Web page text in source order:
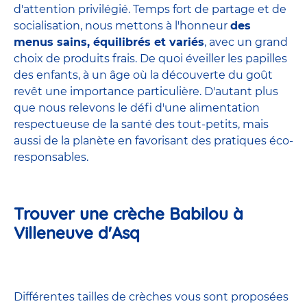
d'attention privilégié. Temps fort de partage et de
socialisation, nous mettons à l'honneur des
menus sains, équilibrés et variés, avec un grand
choix de produits frais. De quoi éveiller les papilles
des enfants, à un âge où la découverte du goût
revêt une importance particulière. D'autant plus
que nous relevons le défi d'une alimentation
respectueuse de la santé des tout-petits, mais
aussi de la planète en favorisant des pratiques éco-
responsables.
Trouver une crèche Babilou à
Villeneuve d'Asq
Différentes tailles de crèches vous sont proposées